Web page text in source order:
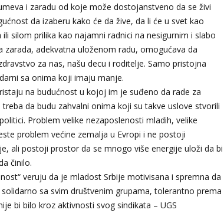
i zaradu od koje može dostojanstveno da se živi
da izaberu kako će da žive, da li će u svet kao
silom prilika kao najamni radnici na nesigurnim i slabo
adekvatna uloženom radu, omogućava da
za nas, našu decu i roditelje. Samo pristojna
sa onima koji imaju manje.
na budućnost u kojoj im je suđeno da rade za
da budu zahvalni onima koji su takve uslove stvorili
Problem velike nezaposlenosti mladih, velike
problem većine zemalja u Evropi i ne postoji
ali postoji prostor da se mnogo više energije uloži da bi
činilo.
veruju da je mladost Srbije motivisana i spremna da
sa svim društvenim grupama, tolerantno prema
bi bilo kroz aktivnosti svog sindikata – UGS